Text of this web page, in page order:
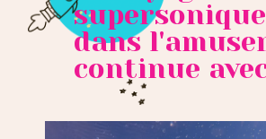
supersonique
dans
continue